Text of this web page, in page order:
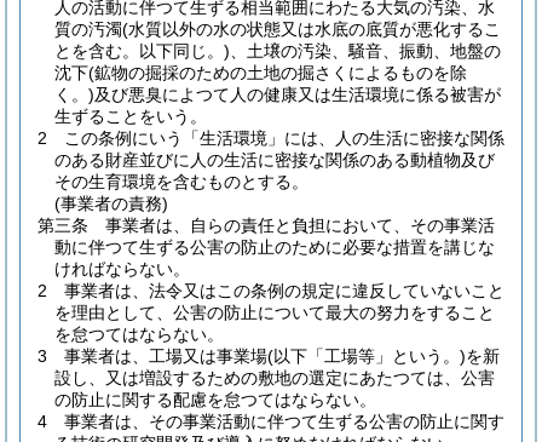
人の活動に伴つて生ずる相当範囲にわたる大気の汚染、水
質の汚濁(水質以外の水の状態又は水底の底質が悪化するこ
とを含む。以下同じ。) 、土壌の汚染、騒音、振動、地盤の
沈下(鉱物の掘採のための土地の掘さくによるものを除
く。)及び悪臭によつて人の健康又は生活環境に係る被害が
生ずることをいう。
2
この条例にいう「生活環境」には、人の生活に密接な関係
のある財産並びに人の生活に密接な関係のある動植物及び
その生育環境を含むものとする。
(事業者の責務)
第三条
事業者は、自らの責任と負担において、その事業活
動に伴つて生ずる公害の防止のために必要な措置を講じな
ければならない。
2
事業者は、法令又はこの条例の規定に違反していないこと
を理由として、公害の防止について最大の努力をすること
を怠つてはならない。
3
事業者は、工場又は事業場(以下「工場等」という。)を新
設し、又は増設するための敷地の選定にあたつては、公害
の防止に関する配慮を怠つてはならない。
4
事業者は、その事業活動に伴つて生ずる公害の防止に関す